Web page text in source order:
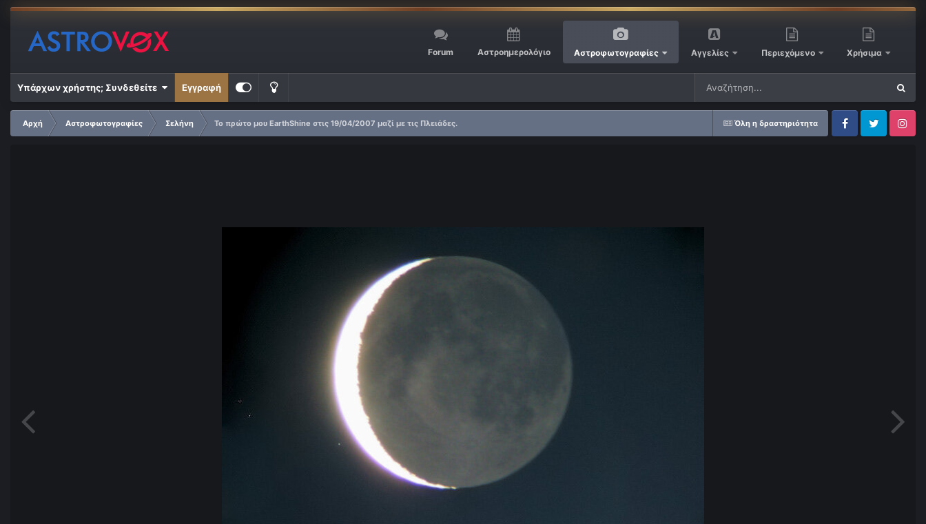
Forum Αστροημερολόγιο Αστροφωτογραφίες Αγγελίες Περιεχόμενο Χρήσιμα
Υπάρχων χρήστης; Συνδεθείτε Εγγραφή
Όλη η δραστηριότητα
Αρχή Αστροφωτογραφίες Σελήνη
Το πρώτο μου EarthShine στις 19/04/2007 μαζί με τις Πλειάδες.
FacebookTwitter Instagram